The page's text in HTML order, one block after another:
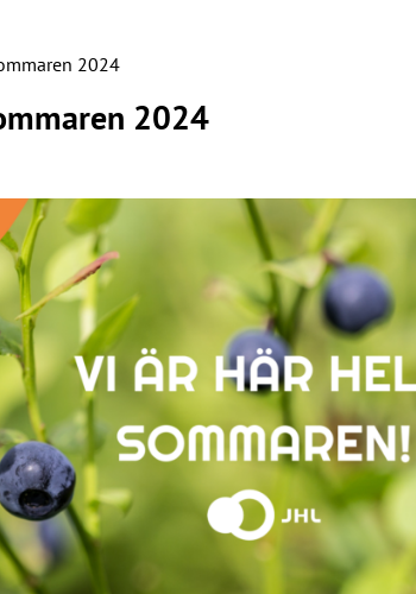
2024
2024